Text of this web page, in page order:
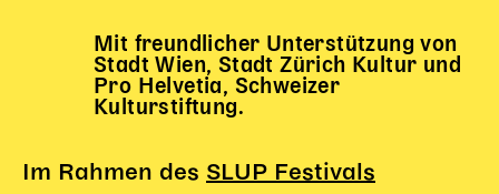
Mit freundlicher Unterstützung von
Stadt Wien, Stadt Zürich Kultur und
Pro Helvetia, Schweizer
Kulturstiftung.
Im Rahmen des SLUP Festivals